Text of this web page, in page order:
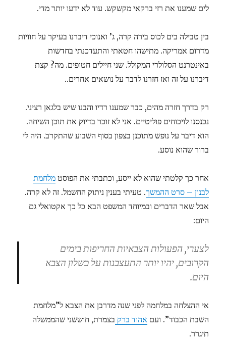
לים שמענו את רזי ברקאי מקשקש. עוד לא ידעו יותר מדי.
בין טבילה בים לכוס בירה קרה, ג’ ואנוכי דיברנו בעיקר על חוויות
מדרום אמריקה. מתישהו חטאתי והתעדכנתי בחדשות
באינטרנט הסלולרי המקולל. שני חיילים חטופים. מה? קצת
דיברנו על זה ואז חזרנו לדבר על נושאים אחרים..
רק בדרך חזרה מהים, כבר שמענו רדיו והבנו שיש בלגאן רציני.
נכנסנו לויכוחים פוליטיים. אני לא זוכר בדיוק את תוכן השיחה.
הוא דיבר על נופש מתוכנן בצפון בסוף השבוע שהתקרב. היה לי
ברור שהוא נוסע.
אחר כך קלטתי שהוא לא ייסע, וכתבתי את הפוסטמלחמת
לבנון – סרט ההמשך. טעיתי בענין ניתוק החשמל. זה לא קרה.
אבל שאר הדברים ובמיוחד המשפט הבא כל כך אקטואלי גם
היום:
לצערי, הפעולות הצבאיות החריפות בימים
הקרובים, יהיו יותר התעצבנות על כשלון הצבא
היום.
אי ההצלחה במלחמה לפני שנה מדרבן את הצבא ל”מלחמת
השבת הכבוד”. ועם אהוד ברק בצמרת, חוששני שהממשלה
תיגרר.